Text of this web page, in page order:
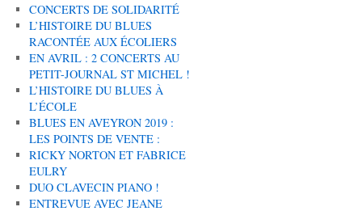
CONCERTS DE SOLIDARITÉ
L’HISTOIRE DU BLUES
RACONTÉE AUX ÉCOLIERS
EN AVRIL : 2 CONCERTS AU
PETIT-JOURNAL ST MICHEL !
L’HISTOIRE DU BLUES À
L’ÉCOLE
BLUES EN AVEYRON 2019 :
LES POINTS DE VENTE :
RICKY NORTON ET FABRICE
EULRY
DUO CLAVECIN PIANO !
ENTREVUE AVEC JEANE